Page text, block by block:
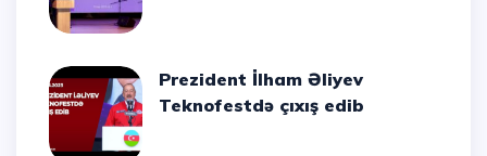
Prezident İlham Əliyev
Teknofestdə çıxış edib